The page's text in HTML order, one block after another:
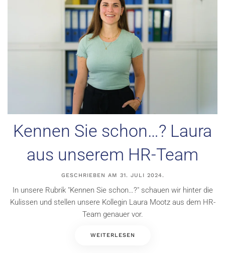
Kennen Sie schon…? Laura
aus unserem HR-Team
GESCHRIEBEN AM 31. JULI 2024.
In unsere Rubrik "Kennen Sie schon…?" schauen wir hinter die
Kulissen und stellen unsere Kollegin Laura Mootz aus dem HR-
Team genauer vor.
WEITERLESEN